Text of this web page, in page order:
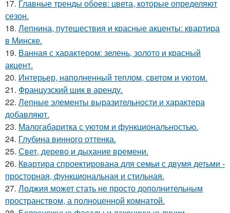
17. Главные тренды обоев: цвета, которые определяют
сезон.
18. Лепнина, путешествия и красные акценты: квартира
в Минске.
19. Ванная с характером: зелень, золото и красный
акцент.
20. Интерьер, наполненный теплом, светом и уютом.
21. Французский шик в аренду.
22. Лепные элементы выразительности и характера
добавляют.
23. Малогабаритка с уютом и функциональностью.
24. Глубина винного оттенка.
25. Свет, дерево и дыхание времени.
26. Квартира спроектирована для семьи с двумя детьми -
просторная, функциональная и стильная.
27. Лоджия может стать не просто дополнительным
пространством, а полноценной комнатой.